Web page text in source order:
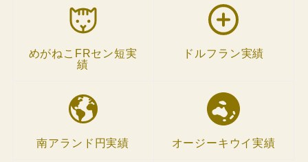
めがねこFRセン短実
績
ドルフラン実績
南アランド円実績 オージーキウイ実績